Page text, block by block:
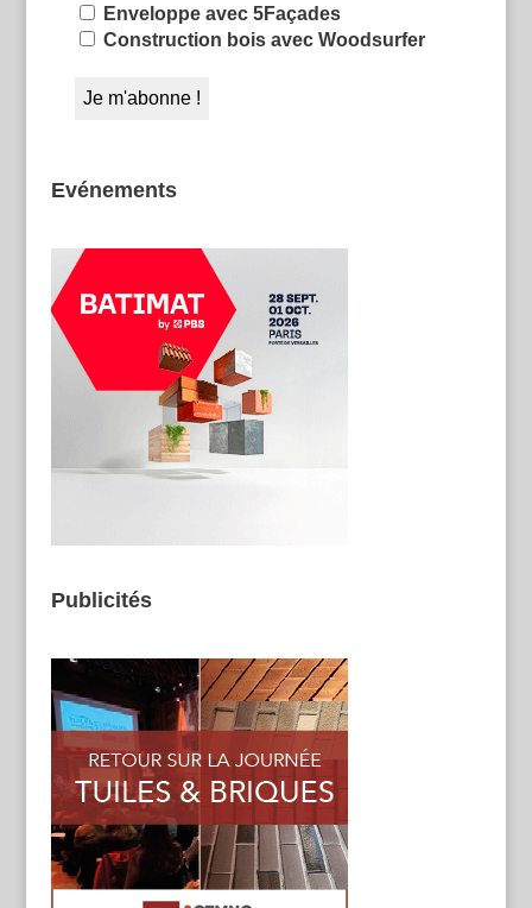
Enveloppe avec 5Façades
Construction bois avec Woodsurfer
Evénements
Publicités